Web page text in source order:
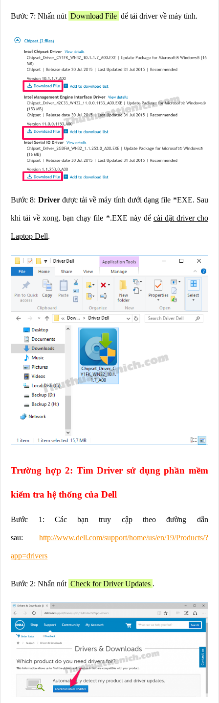
Bước 7: Nhấn nút Download File để tải driver về máy tính.
Bước 8: Driverđược tải về máy tính dưới dạng file *EXE. Sau
khi tải về xong, bạn chạy file *.EXE này để cài đặt driver cho
Laptop Dell.
Trường hợp 2: Tìm Driver sử dụng phần mềm
kiểm tra hệ thống của Dell
Bước 1: Các bạn truy cập theo đường dẫn
sau: http://www.dell.com/support/home/us/en/19/Products/?
app=drivers
Bước 2: Nhấn nút Check for Driver Updates .